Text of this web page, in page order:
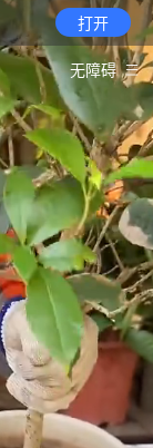
打开
无障碍